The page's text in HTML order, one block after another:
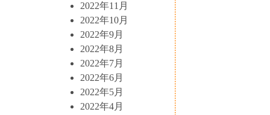
2022年11月
2022年10月
2022年9月
2022年8月
2022年7月
2022年6月
2022年5月
2022年4月